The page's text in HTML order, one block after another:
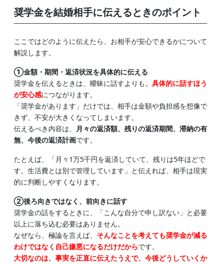
奨学金を結婚相手に伝えるときのポイント
ここではどのように伝えたら、お相手が安心できるかについて
解説します。
①金額・期間・返済状況を具体的に伝える
奨学金を伝えるときは、曖昧に話すよりも、具体的に話すほう
が安心感につながります。
「奨学金があります」だけでは、相手は金額や負担感を想像で
きず、不安が大きくなってしまいます。
伝えるべき内容は、
月々の返済額、残りの返済期間、滞納の有
無、今後の返済計画です。
たとえば、「月々1万5千円を返済していて、残りは5年ほどで
す。生活費とは別で管理しています」と伝えれば、相手は現実
的に判断しやすくなります。
②後ろ向きではなく、前向きに話す
奨学金の話をするときに、「こんな自分で申し訳ない」と必要
以上に落ち込む必要はありません。
なぜなら、極論を言えば、 そんなことを考えても奨学金が減る
わけではなく自己嫌悪になるだけだからです。
大切なのは、事実を正直に伝えたうえで、今後どうしていくか